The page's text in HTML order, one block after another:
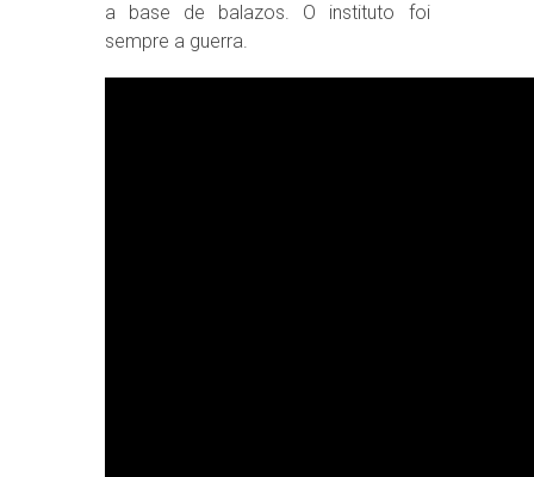
a base de balazos. O instituto foi
sempre a guerra.